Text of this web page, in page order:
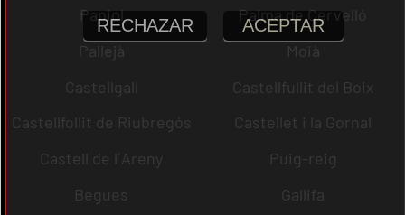
Papiol
Palma de Cervelló
Pallejà
Moià
Castellgalí
Castellfullit del Boix
Castellfollit de Riubregós
Castellet i la Gornal
Castell de l´Areny
Puig-reig
Begues
Gallifa
RECHAZAR ACEPTAR